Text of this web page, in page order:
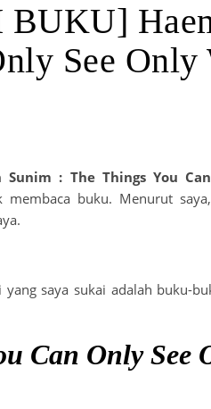
BUKU]
See
Sunim : The Things You
membaca buku. Menurut
saya sukai adalah buku-
Can Only See